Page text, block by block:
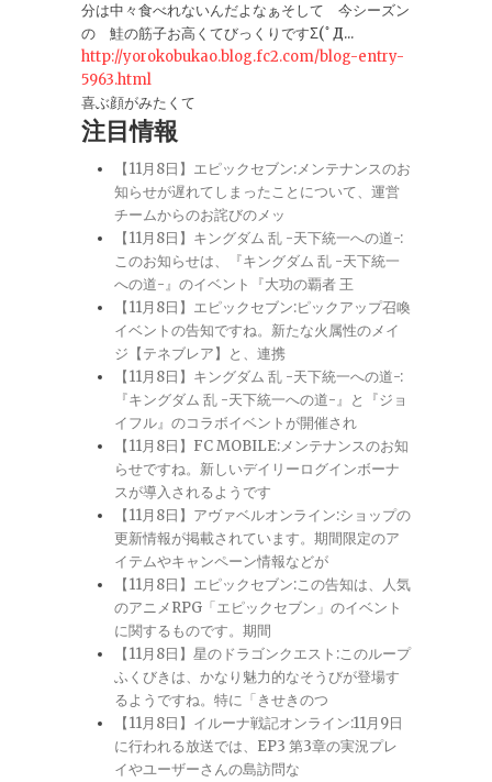
分は中々食べれないんだよなぁそして 今シーズン
の 鮭の筋子お高くてびっくりですΣ(ﾟД...
http://yorokobukao.blog.fc2.com/blog-entry-
5963.html
喜ぶ顔がみたくて
注目情報
【11月8日】エピックセブン:メンテナンスのお
知らせが遅れてしまったことについて、運営
チームからのお詫びのメッ
【11月8日】キングダム 乱 -天下統一への道-:
このお知らせは、『キングダム 乱 -天下統一
への道-』のイベント『大功の覇者 王
【11月8日】エピックセブン:ピックアップ召喚
イベントの告知ですね。新たな火属性のメイ
ジ【テネブレア】と、連携
【11月8日】キングダム 乱 -天下統一への道-:
『キングダム 乱 -天下統一への道-』と『ジョ
イフル』のコラボイベントが開催され
【11月8日】FC MOBILE:メンテナンスのお知
らせですね。新しいデイリーログインボーナ
スが導入されるようです
【11月8日】アヴァベルオンライン:ショップの
更新情報が掲載されています。期間限定のア
イテムやキャンペーン情報などが
【11月8日】エピックセブン:この告知は、人気
のアニメRPG「エピックセブン」のイベント
に関するものです。期間
【11月8日】星のドラゴンクエスト:このループ
ふくびきは、かなり魅力的なそうびが登場す
るようですね。特に「きせきのつ
【11月8日】イルーナ戦記オンライン:11月9日
に行われる放送では、EP3 第3章の実況プレ
イやユーザーさんの島訪問な